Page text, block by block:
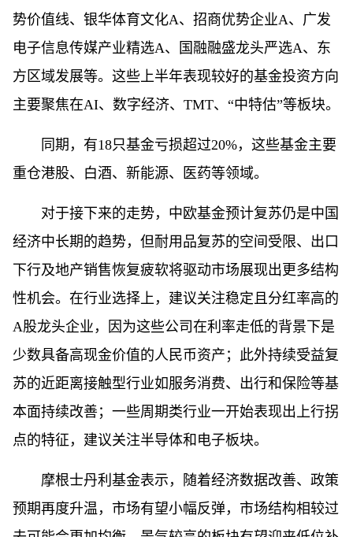
势价值线、银华体育文化A、招商优势企业A、广发
电子信息传媒产业精选A、国融融盛龙头严选A、东
方区域发展等。这些上半年表现较好的基金投资方向
主要聚焦在AI、数字经济、TMT、“中特估”等板块。
同期，有18只基金亏损超过20%，这些基金主要
重仓港股、白酒、新能源、医药等领域。
对于接下来的走势，中欧基金预计复苏仍是中国
经济中长期的趋势，但耐用品复苏的空间受限、出口
下行及地产销售恢复疲软将驱动市场展现出更多结构
性机会。在行业选择上，建议关注稳定且分红率高的
A股龙头企业，因为这些公司在利率走低的背景下是
少数具备高现金价值的人民币资产；此外持续受益复
苏的近距离接触型行业如服务消费、出行和保险等基
本面持续改善；一些周期类行业一开始表现出上行拐
点的特征，建议关注半导体和电子板块。
摩根士丹利基金表示，随着经济数据改善、政策
预期再度升温，市场有望小幅反弹，市场结构相较过